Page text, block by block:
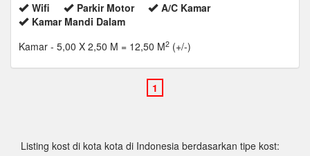
Wifi Parkir Motor
A/C Kamar
Kamar Mandi Dalam
Kamar - 5,00 X 2,50 M = 12,50 M2 (+/-)
Listing kost di kota kota di Indonesia berdasarkan tipe kost: